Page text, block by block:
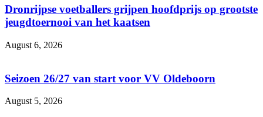
Dronrijpse voetballers grijpen hoofdprijs op grootste
jeugdtoernooi van het kaatsen
August 6, 2026
Seizoen 26/27 van start voor VV Oldeboorn
August 5, 2026